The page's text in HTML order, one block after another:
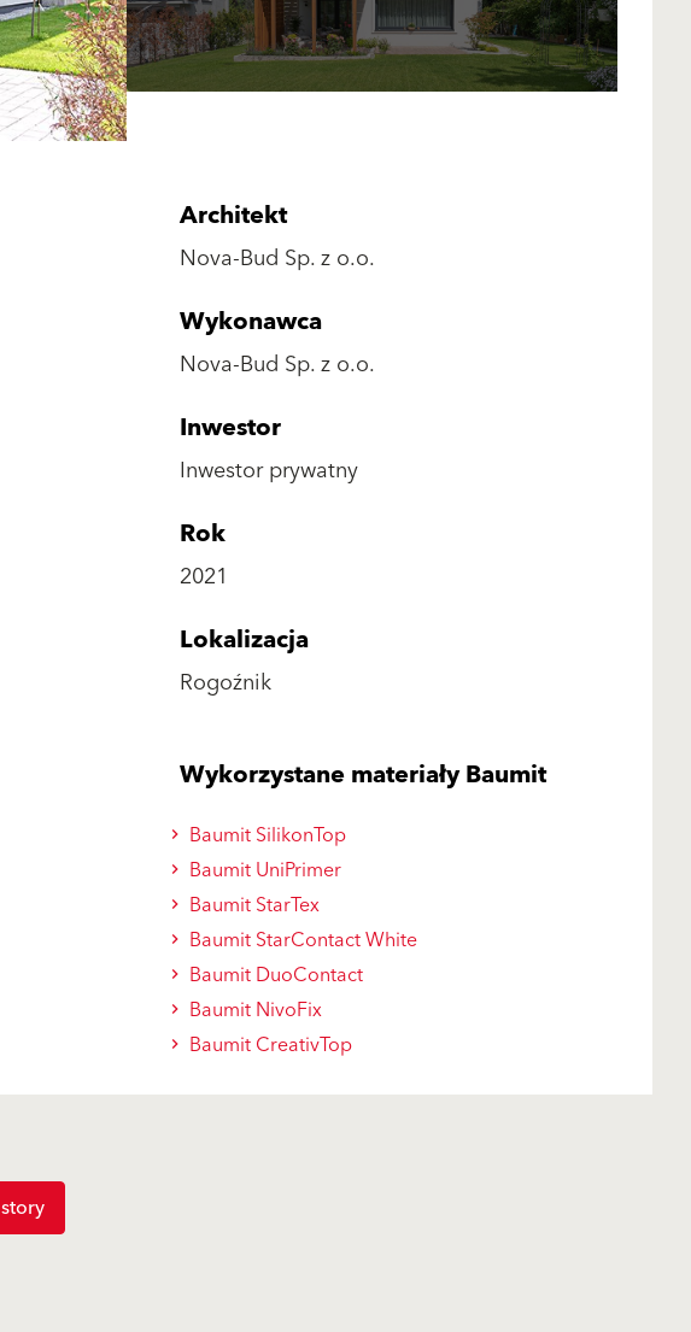
Architekt
Nova-Bud Sp. z o.o.
Wykonawca
Nova-Bud Sp. z o.o.
Inwestor
Inwestor prywatny
Rok
2021
Lokalizacja
Rogoźnik
Wykorzystane materiały Baumit
Baumit SilikonTop
Baumit UniPrimer
Baumit StarTex
Baumit StarContact White
Baumit DuoContact
Baumit NivoFix
Baumit CreativTop